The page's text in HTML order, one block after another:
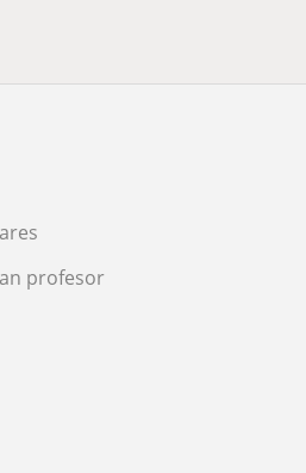
profesor